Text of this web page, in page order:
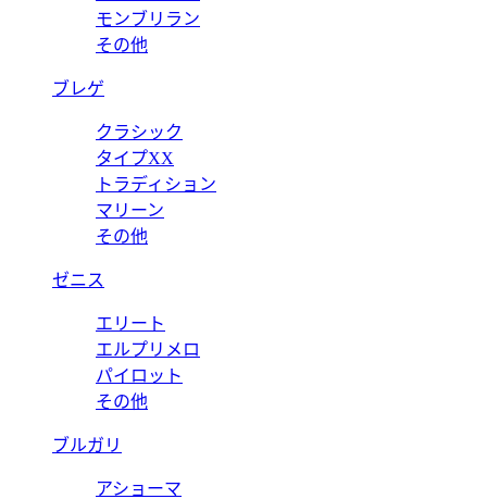
モンブリラン
その他
ブレゲ
クラシック
タイプXX
トラディション
マリーン
その他
ゼニス
エリート
エルプリメロ
パイロット
その他
ブルガリ
アショーマ